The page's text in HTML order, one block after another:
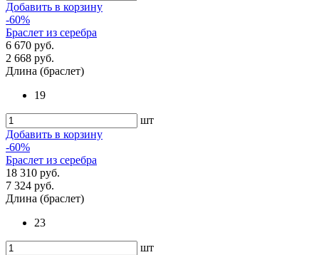
Добавить в корзину
-60%
Браслет из серебра
6 670 руб.
2 668 руб.
Длина (браслет)
19
шт
Добавить в корзину
-60%
Браслет из серебра
18 310 руб.
7 324 руб.
Длина (браслет)
23
шт